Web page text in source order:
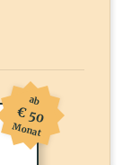
ab
€ 50
Monat